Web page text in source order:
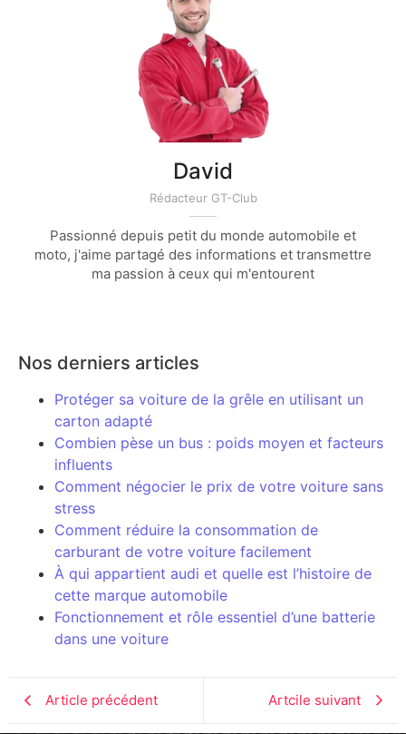
David
Rédacteur GT-Club
Passionné depuis petit du monde automobile et
moto, j'aime partagé des informations et transmettre
ma passion à ceux qui m'entourent
Nos derniers articles
Protéger sa voiture de la grêle en utilisant un
carton adapté
Combien pèse un bus : poids moyen et facteurs
influents
Comment négocier le prix de votre voiture sans
stress
Comment réduire la consommation de
carburant de votre voiture facilement
À qui appartient audi et quelle est l’histoire de
cette marque automobile
Fonctionnement et rôle essentiel d’une batterie
dans une voiture
Article précédent Artcile suivant